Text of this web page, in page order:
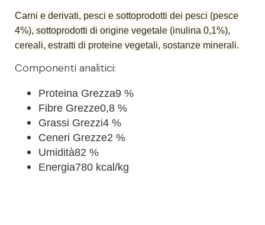
Carni e derivati, pesci e sottoprodotti dei pesci (pesce
4%), sottoprodotti di origine vegetale (inulina 0,1%),
cereali, estratti di proteine vegetali, sostanze minerali.
Componenti analitici:
Proteina Grezza9 %
Fibre Grezze0,8 %
Grassi Grezzi4 %
Ceneri Grezze2 %
Umidità82 %
Energia780 kcal/kg